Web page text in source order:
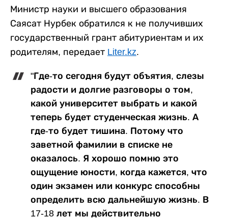
Министр науки и высшего образования
Саясат Нурбек обратился к не получивших
государственный грант абитуриентам и их
родителям, передает Liter.kz.
"Где-то сегодня будут объятия, слезы
радости и долгие разговоры о том,
какой университет выбрать и какой
теперь будет студенческая жизнь. А
где-то будет тишина. Потому что
заветной фамилии в списке не
оказалось. Я хорошо помню это
ощущение юности, когда кажется, что
один экзамен или конкурс способны
определить всю дальнейшую жизнь. В
17-18 лет мы действительно